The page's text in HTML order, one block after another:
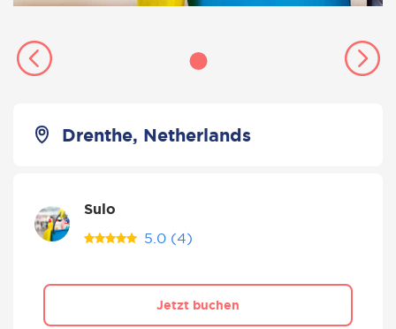
Drenthe, Netherlands
Sulo
5.0 (4)
Jetzt buchen